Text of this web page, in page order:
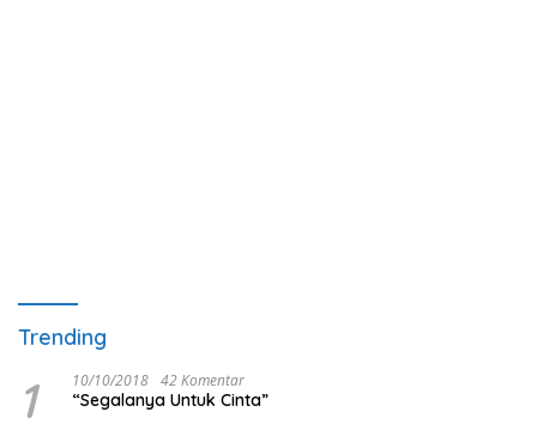
Trending
1 10/10/2018 42 Komentar
“Segalanya Untuk Cinta”